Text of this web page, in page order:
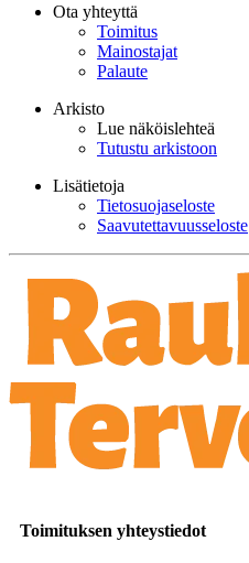
Ota yhteyttä
Toimitus
Mainostajat
Palaute
Arkisto
Lue näköislehteä
Tutustu arkistoon
Lisätietoja
Tietosuojaseloste
Saavutettavuusseloste
Toimituksen yhteystiedot